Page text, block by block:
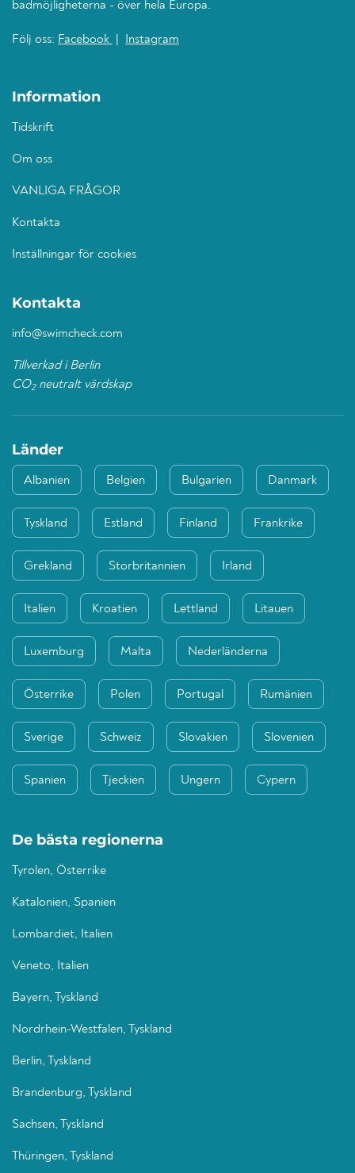
badmöjligheterna - över hela Europa.
Följ oss: Facebook Instagram
Information
Tidskrift
Om oss
VANLIGA FRÅGOR
Kontakta
Inställningar för cookies
Kontakta
info@swimcheck.com
Tillverkad i Berlin
CO2neutralt värdskap
Länder
Albanien Belgien Bulgarien Danmark
Tyskland Estland Finland Frankrike
Grekland Storbritannien Irland
Italien Kroatien Lettland Litauen
Luxemburg Malta Nederländerna
Österrike Polen Portugal Rumänien
Sverige Schweiz Slovakien Slovenien
Spanien Tjeckien Ungern Cypern
De bästa regionerna
Tyrolen, Österrike
Katalonien, Spanien
Lombardiet, Italien
Veneto, Italien
Bayern, Tyskland
Nordrhein-Westfalen, Tyskland
Berlin, Tyskland
Brandenburg, Tyskland
Sachsen, Tyskland
Thüringen, Tyskland